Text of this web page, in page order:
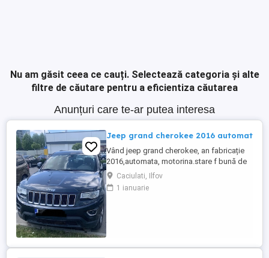
Nu am găsit ceea ce cauți. Selectează categoria și alte
filtre de căutare pentru a eficientiza căutarea
Anunțuri care te-ar putea interesa
Jeep grand cherokee 2016 automat
Vând jeep grand cherokee, an fabricație
2016,automata, motorina.stare f bună de
funcționare, scaunele au tapițerie din
material textil, nu din piele. 300000km Preț
10000EUR negociabil
Caciulati, Ilfov
1 ianuarie